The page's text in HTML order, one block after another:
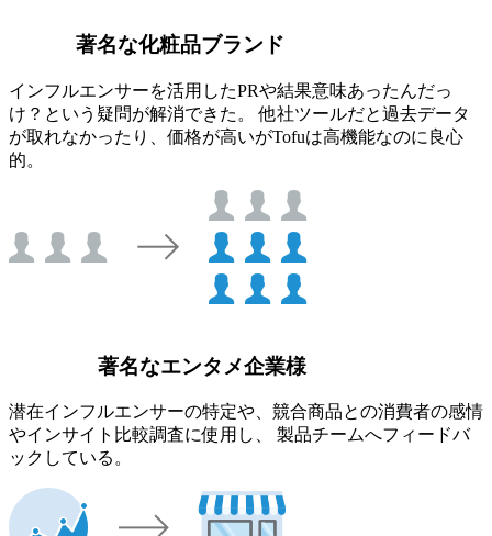
著名な化粧品ブランド
インフルエンサーを活用したPRや結果意味あったんだっ
け？という疑問が解消できた。 他社ツールだと過去データ
が取れなかったり、価格が高いがTofuは高機能なのに良心
的。
著名なエンタメ企業様
潜在インフルエンサーの特定や、競合商品との消費者の感情
やインサイト比較調査に使用し、 製品チームへフィードバ
ックしている。